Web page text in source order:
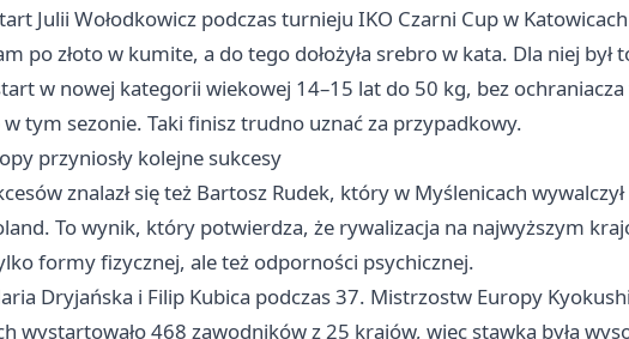
Julii Wołodkowicz podczas turnieju IKO Czarni Cup w Katowicach
po złoto w kumite, a do tego dołożyła srebro w kata. Dla niej był
w nowej kategorii wiekowej 14–15 lat do 50 kg, bez ochraniacza
tym sezonie. Taki finisz trudno uznać za przypadkowy.
przyniosły kolejne sukcesy
znalazł się też Bartosz Rudek, który w Myślenicach
To wynik, który potwierdza, że rywalizacja na najwyższym
formy fizycznej, ale też odporności psychicznej.
Dryjańska i Filip Kubica podczas 37. Mistrzostw Europy
wystartowało 468 zawodników z 25 krajów, więc stawka była